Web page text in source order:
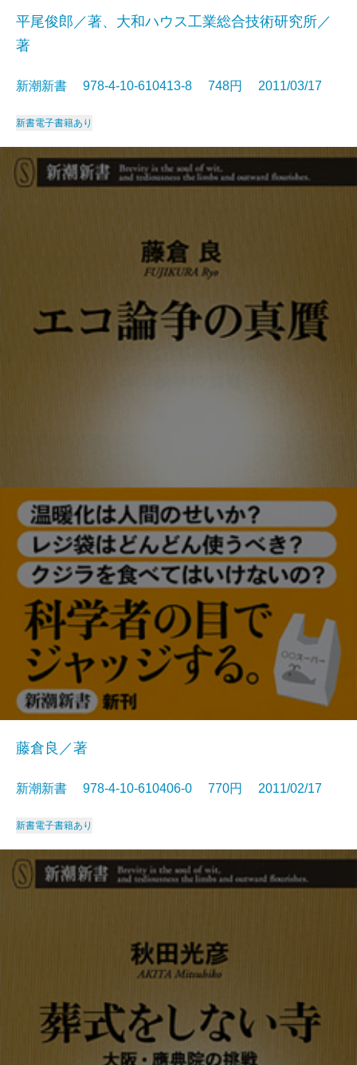
平尾俊郎／著、大和ハウス工業総合技術研究所／
著
新潮新書 978-4-10-610413-8 748円 2011/03/17
新書電子書籍あり
藤倉良／著
新潮新書 978-4-10-610406-0 770円 2011/02/17
新書電子書籍あり